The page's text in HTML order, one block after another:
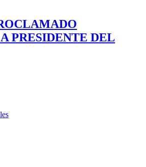
PRESIDENTE DEL